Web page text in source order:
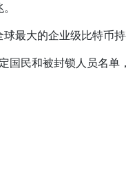
最大的企业级比特币持
民和被封锁人员名